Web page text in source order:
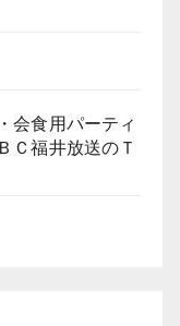
会食用パーティ
Ｃ福井放送のＴ